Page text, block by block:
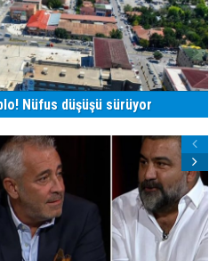
Nüfus düşüşü sürüyor